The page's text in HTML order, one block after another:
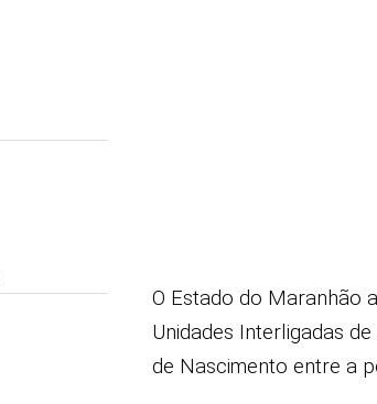
O Estado do Maranhão
Unidades Interligadas
de Nascimento entre a